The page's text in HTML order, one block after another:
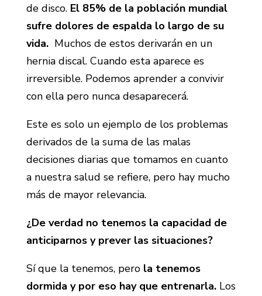
de disco.El 85% de la población mundial
sufre dolores de espalda lo largo de su
vida. Muchos de estos derivarán en un
hernia discal. Cuando esta aparece es
irreversible. Podemos aprender a convivir
con ella pero nunca desaparecerá.
Este es solo un ejemplo de los problemas
derivados de la suma de las malas
decisiones diarias que tomamos en cuanto
a nuestra salud se refiere, pero hay mucho
más de mayor relevancia.
¿De verdad no tenemos la capacidad de
anticiparnos y prever las situaciones?
Sí que la tenemos, pero la tenemos
dormida y por eso hay que entrenarla.Los